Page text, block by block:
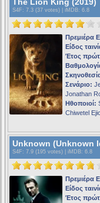
The Lion King (2019)
S4F : 7.3 (37 votes) | iMDB: 6.8
Πρεμιέρα
Είδος
Έτος
Σενάριο:
Jonathan
Ηθοποιοί:
Chiwetel
Unknown (Unknown
S4F : 7.9 (195 votes) | iMDB: 6.8
Πρεμιέρα
Είδος
Έτος